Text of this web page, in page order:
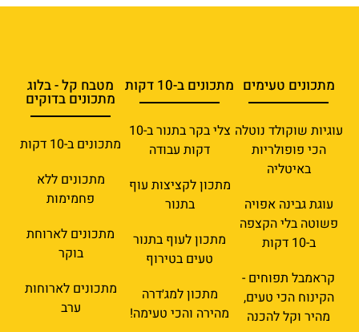
מתכונים טעימים
עוגיות שוקולד נוטלה
הכי פופולריות
באיטליה
עוגת גבינה אפויה
פשוטה בלי הקצפה
ב-10 דקות
קראמבל תפוחים -
הקינוח הכי טעים,
מהיר וקל להכנה
מתכונים ב-10 דקות
צלי בקר בתנור ב-10
דקות עבודה
מתכון לקציצות עוף
בתנור
מתכון לעוף בתנור
טעים בטירוף
מתכון למג׳דרה
מהירה והכי טעימה!
מטבח קל - בלוג
מתכונים בדוקים
מתכונים ב-10 דקות
מתכונים ללא
פחמימות
מתכונים לארוחת
בוקר
מתכונים לארוחות
ערב